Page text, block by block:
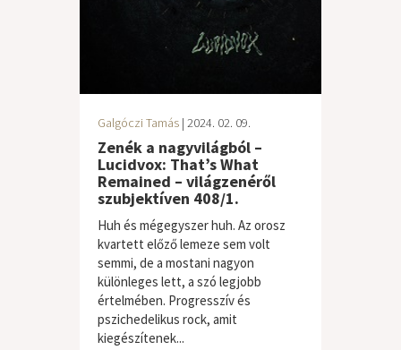
Galgóczi Tamás | 2024. 02. 09.
Zenék a nagyvilágból –
Lucidvox: That’s What
Remained – világzenéről
szubjektíven 408/1.
Huh és mégegyszer huh. Az orosz
kvartett előző lemeze sem volt
semmi, de a mostani nagyon
különleges lett, a szó legjobb
értelmében. Progresszív és
pszichedelikus rock, amit
kiegészítenek...
világzene / folk